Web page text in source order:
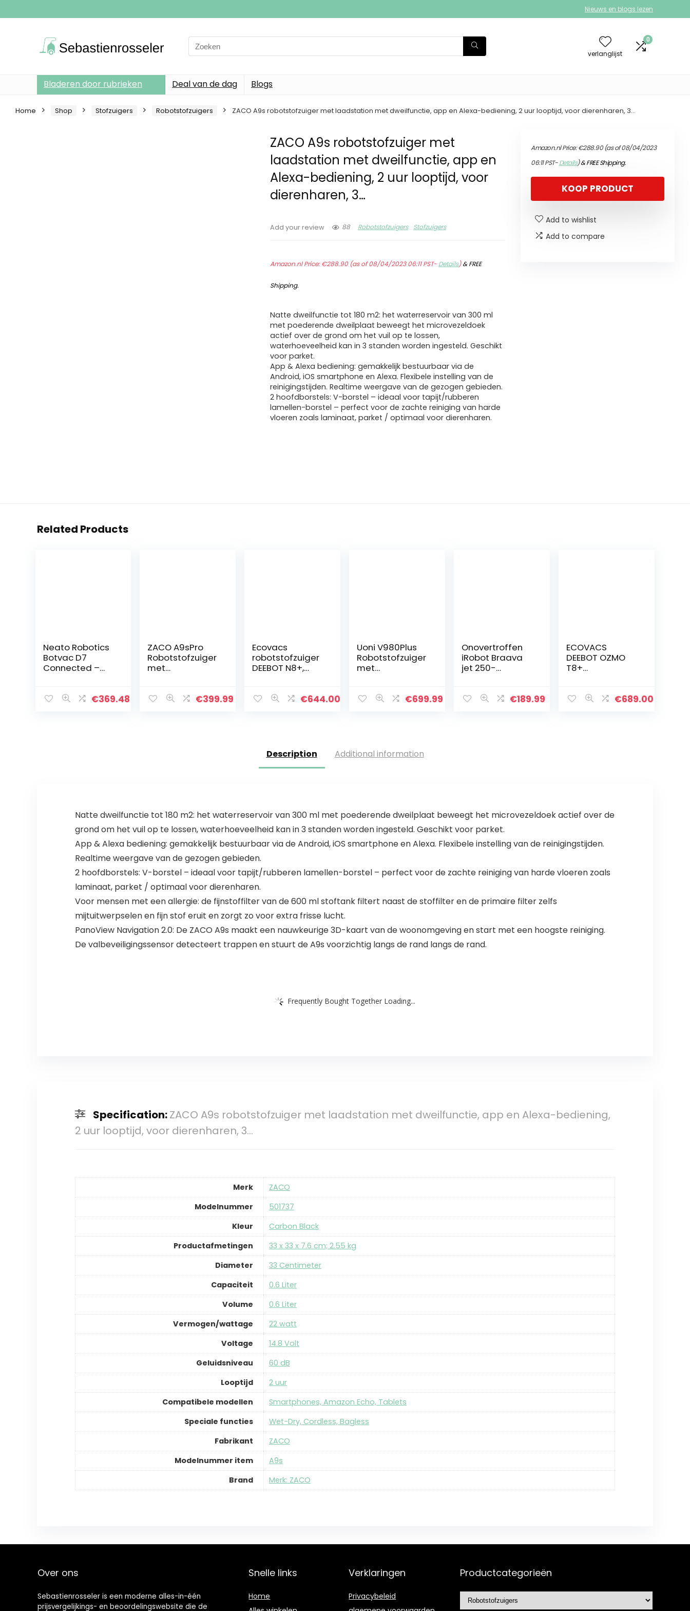
Nieuws en blogs lezen
Search
for:
verlanglijst
0
Bladeren door rubrieken Deal van de dag Blogs
Home Shop Stofzuigers Robotstofzuigers ZACO A9s robotstofzuiger met laadstation met dweilfunctie, app en Alexa-bediening, 2 uur looptijd, voor dierenharen, 3…
ZACO A9s robotstofzuiger met
laadstation met dweilfunctie, app en
Alexa-bediening, 2 uur looptijd, voor
dierenharen, 3…
Add your review 88 Robotstofzuigers Stofzuigers
Amazon.nl Price:€288.90(as of 08/04/2023 06:11 PST- Details)&FREE
Shipping.
Natte dweilfunctie tot 180 m2: het waterreservoir van 300 ml
met poederende dweilplaat beweegt het microvezeldoek
actief over de grond om het vuil op te lossen,
waterhoeveelheid kan in 3 standen worden ingesteld. Geschikt
voor parket.
App & Alexa bediening: gemakkelijk bestuurbaar via de
Android, iOS smartphone en Alexa. Flexibele instelling van de
reinigingstijden. Realtime weergave van de gezogen gebieden.
2 hoofdborstels: V-borstel – ideaal voor tapijt/rubberen
lamellen-borstel – perfect voor de zachte reiniging van harde
vloeren zoals laminaat, parket / optimaal voor dierenharen.
Amazon.nl Price:€288.90(as of 08/04/2023
06:11 PST-Details)&FREE Shipping.
KOOP PRODUCT
Add to wishlist
Add to compare
Related Products
Neato Robotics
Botvac D7
Connected –
met
€369.48
ZACO A9sPro
Robotstofzuiger
met
bediening, in
€399.99
Ecovacs
robotstofzuiger
DEEBOT N8+,
automatische
€644.00
Uoni V980Plus
Robotstofzuiger
met
Navigatie €699.99
Onovertroffen
iRobot Braava
jet 250-
3 in 1: Droog,€189.99
ECOVACS
DEEBOT OZMO
T8+
dweilfunctie &
€689.00
Description Additional information
Natte dweilfunctie tot 180 m2: het waterreservoir van 300 ml met poederende dweilplaat beweegt het microvezeldoek actief over de
grond om het vuil op te lossen, waterhoeveelheid kan in 3 standen worden ingesteld. Geschikt voor parket.
App & Alexa bediening: gemakkelijk bestuurbaar via de Android, iOS smartphone en Alexa. Flexibele instelling van de reinigingstijden.
Realtime weergave van de gezogen gebieden.
2 hoofdborstels: V-borstel – ideaal voor tapijt/rubberen lamellen-borstel – perfect voor de zachte reiniging van harde vloeren zoals
laminaat, parket / optimaal voor dierenharen.
Voor mensen met een allergie: de fijnstoffilter van de 600 ml stoftank filtert naast de stoffilter en de primaire filter zelfs
mijtuitwerpselen en fijn stof eruit en zorgt zo voor extra frisse lucht.
PanoView Navigation 2.0: De ZACO A9s maakt een nauwkeurige 3D-kaart van de woonomgeving en start met een hoogste reiniging.
De valbeveiligingssensor detecteert trappen en stuurt de A9s voorzichtig langs de rand langs de rand.
Frequently Bought Together Loading...
Specification:ZACO A9s robotstofzuiger met laadstation met dweilfunctie, app en Alexa-bediening,
2 uur looptijd, voor dierenharen, 3…
Merk
‎ZACO
Modelnummer
‎501737
Kleur
‎Carbon Black
Productafmetingen
‎33 x 33 x 7.6 cm; 2.55 kg
Diameter
‎33 Centimeter
Capaciteit
‎0.6 Liter
Volume
‎0.6 Liter
Vermogen/wattage
‎22 watt
Voltage
‎14.8 Volt
Geluidsniveau
‎60 dB
Looptijd
‎2 uur
Compatibele modellen
‎Smartphones, Amazon Echo, Tablets
Speciale functies
‎Wet-Dry, Cordless, Bagless
Fabrikant
‎ZACO
Modelnummer item
‎A9s
Brand
Merk: ZACO
Over ons
Sebastienrosseler is een moderne alles-in-één
prijsvergelijkings- en beoordelingswebsite die de
Snelle links
Home
Verklaringen
Privacybeleid
Productcategorieën